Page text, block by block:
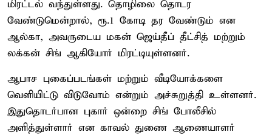
மிரட்டல் வந்துள்ளது. தொழிலை தொடர
வேண்டுமென்றால், ரூ.1 கோடி தர வேண்டும் என
ஆல்கா, அவருடைய மகன் ஜெய்தீப் தீட்சித் மற்றும்
லக்கன் சிங் ஆகியோர் மிரட்டியுள்ளனர்.
ஆபாச புகைப்படங்கள் மற்றும் வீடியோக்களை
வெளியிட்டு விடுவோம் என்றும் அச்சுறுத்தி உள்ளனர்.
இதுதொடர்பான புகார் ஒன்றை சிங் போலீசில்
அளித்துள்ளார் என காவல் துணை ஆணையாளர்